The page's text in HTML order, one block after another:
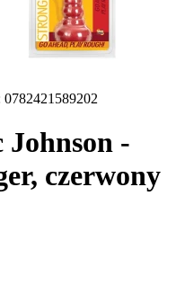
0782421589202
-
czerwony